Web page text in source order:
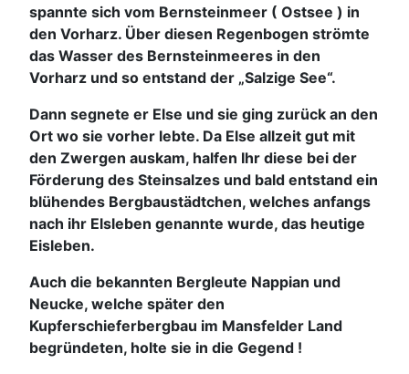
spannte sich vom Bernsteinmeer ( Ostsee ) in
den Vorharz. Über diesen Regenbogen strömte
das Wasser des Bernsteinmeeres in den
Vorharz und so entstand der „Salzige See“.
Dann segnete er Else und sie ging zurück an den
Ort wo sie vorher lebte. Da Else allzeit gut mit
den Zwergen auskam, halfen Ihr diese bei der
Förderung des Steinsalzes und bald entstand ein
blühendes Bergbaustädtchen, welches anfangs
nach ihr Elsleben genannte wurde, das heutige
Eisleben.
Auch die bekannten Bergleute Nappian und
Neucke, welche später den
Kupferschieferbergbau im Mansfelder Land
begründeten, holte sie in die Gegend !